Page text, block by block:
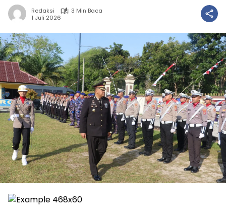
Redaksi
3 Min Baca
1 Juli 2026